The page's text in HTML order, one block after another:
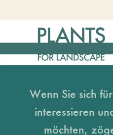
Wenn Sie sich
interessieren
möchten,